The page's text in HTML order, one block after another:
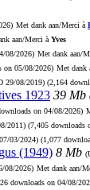
Met dank aan/Merci à
aan/Merci à Yves
08/2026) Met dank aan/
on 05/08/2026) Met dank
29/08/2019) (2,164
1923 39 Mb
on 04/08/2026)
2011) (7,405 downloads
07/03/2024) (1,077
(1949) 8 Mb
08/2026) Met dank aan/
downloads on 04/08/